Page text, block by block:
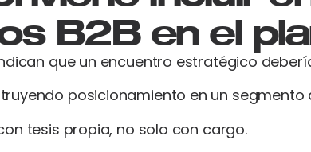
B2B en el
que un encuentro estratégico
posicionamiento en un segmento
tesis propia, no solo con cargo.